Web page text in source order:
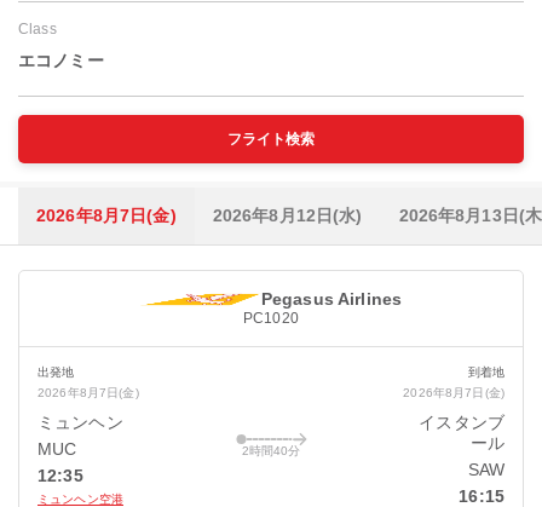
Class
エコノミー
フライト検索
2026年8月7日(金) 2026年8月12日(水) 2026年8月13日(
Pegasus Airlines
PC1020
出発地
2026年8月7日(金)
ミュンヘン
MUC
12:35
ミュンヘン空港
2時間40分
到着地
2026年8月7日(金)
イスタンブ
ール
SAW
16:15